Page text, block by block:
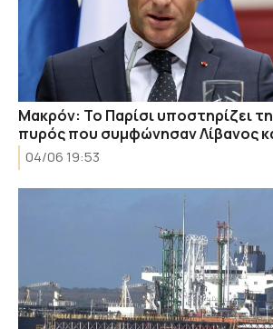
Μακρόν: Το Παρίσι υποστηρίζει
πυρός που συμφώνησαν Λίβανος
04/06 19:53